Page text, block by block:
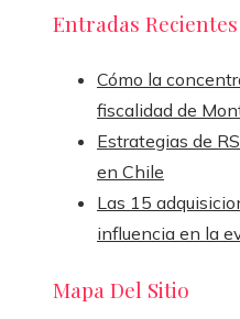
Entradas Recientes
Cómo la
fiscalidad de
Estrategias de
en Chile
Las 15
influencia en la
Mapa Del Sitio